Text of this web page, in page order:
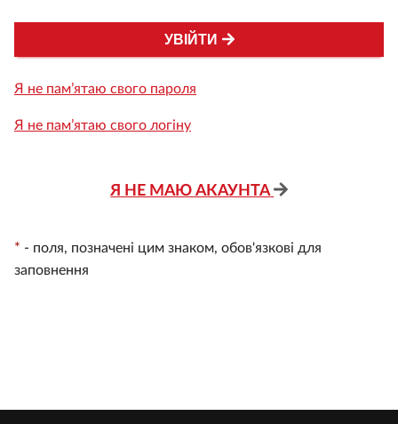
УВІЙТИ
Я не пам’ятаю свого пароля
Я не пам’ятаю свого логіну
Я НЕ МАЮ АКАУНТА
* - поля, позначені цим знаком, обов'язкові для
заповнення